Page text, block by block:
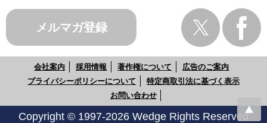
メルマガ登録
会社案内 採用情報 著作権について
広告のご案内
プライバシーポリシーについて
特定商取引法に基づく表示
お問い合わせ
Copyright © 1997-2026 Wedge Rights Reserved